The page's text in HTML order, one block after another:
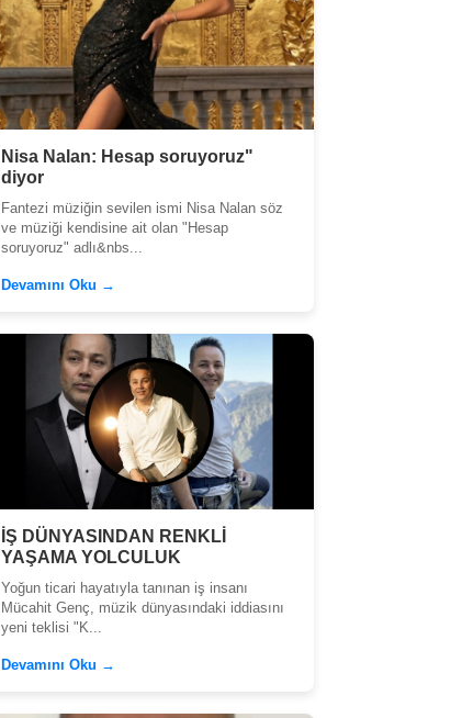
Nisa Nalan: Hesap soruyoruz"
diyor
Fantezi müziğin sevilen ismi Nisa Nalan söz
ve müziği kendisine ait olan "Hesap
soruyoruz" adlı&nbs...
Devamını Oku →
İŞ DÜNYASINDAN RENKLİ
YAŞAMA YOLCULUK
Yoğun ticari hayatıyla tanınan iş insanı
Mücahit Genç, müzik dünyasındaki iddiasını
yeni teklisi "K...
Devamını Oku →